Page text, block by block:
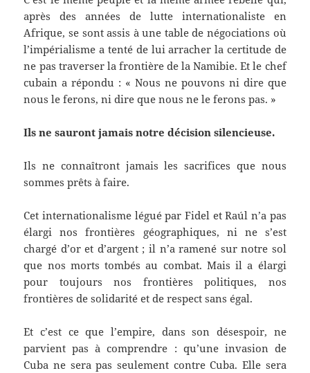
après des années de lutte internationaliste en
Afrique, se sont assis à une table de négociations où
l’impérialisme a tenté de lui arracher la certitude de
ne pas traverser la frontière de la Namibie. Et le chef
cubain a répondu : « Nous ne pouvons ni dire que
nous le ferons, ni dire que nous ne le ferons pas. »
Ils ne sauront jamais notre décision silencieuse.
Ils ne connaîtront jamais les sacrifices que nous
sommes prêts à faire.
Cet internationalisme légué par Fidel et Raúl n’a pas
élargi nos frontières géographiques, ni ne s’est
chargé d’or et d’argent ; il n’a ramené sur notre sol
que nos morts tombés au combat. Mais il a élargi
pour toujours nos frontières politiques, nos
frontières de solidarité et de respect sans égal.
Et c’est ce que l’empire, dans son désespoir, ne
parvient pas à comprendre : qu’une invasion de
Cuba ne sera pas seulement contre Cuba. Elle sera